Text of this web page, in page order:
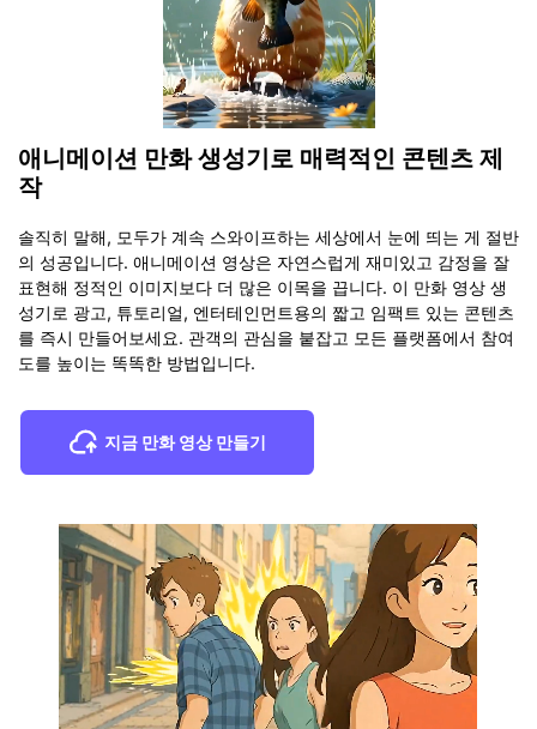
애니메이션 만화 생성기로 매력적인 콘텐츠 제
작
솔직히 말해, 모두가 계속 스와이프하는 세상에서 눈에 띄는 게 절반
의 성공입니다. 애니메이션 영상은 자연스럽게 재미있고 감정을 잘
표현해 정적인 이미지보다 더 많은 이목을 끕니다. 이 만화 영상 생
성기로 광고, 튜토리얼, 엔터테인먼트용의 짧고 임팩트 있는 콘텐츠
를 즉시 만들어보세요. 관객의 관심을 붙잡고 모든 플랫폼에서 참여
도를 높이는 똑똑한 방법입니다.
지금 만화 영상 만들기